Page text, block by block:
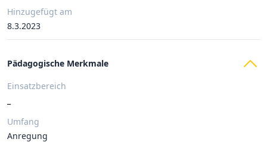
Hinzugefügt am
8.3.2023
Pädagogische Merkmale
Einsatzbereich
Umfang
Anregung